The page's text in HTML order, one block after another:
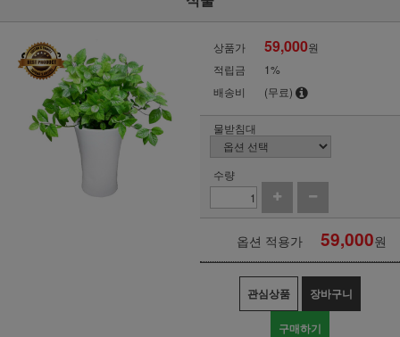
상품가 59,000원
적립금
1%
배송비
(무료)
물받침대
수량
옵션 적용가 59,000원
관심상품 장바구니
구매하기